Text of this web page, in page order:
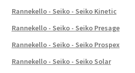
Rannekello - Seiko - Seiko Kinetic
Rannekello - Seiko - Seiko Presage
Rannekello - Seiko - Seiko Prospex
Rannekello - Seiko - Seiko Solar